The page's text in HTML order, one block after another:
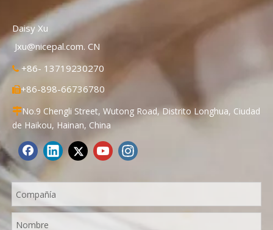
Daisy Xu
Jxu@nicepal.com. CN
 +86- 13719230270
+86-898-66736780
No.9 Chengli Street, Wutong Road, Distrito Longhua, Ciudad
de Haikou, Hainan, China